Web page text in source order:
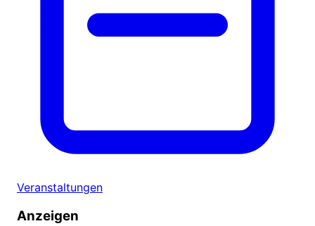
Veranstaltungen
Anzeigen